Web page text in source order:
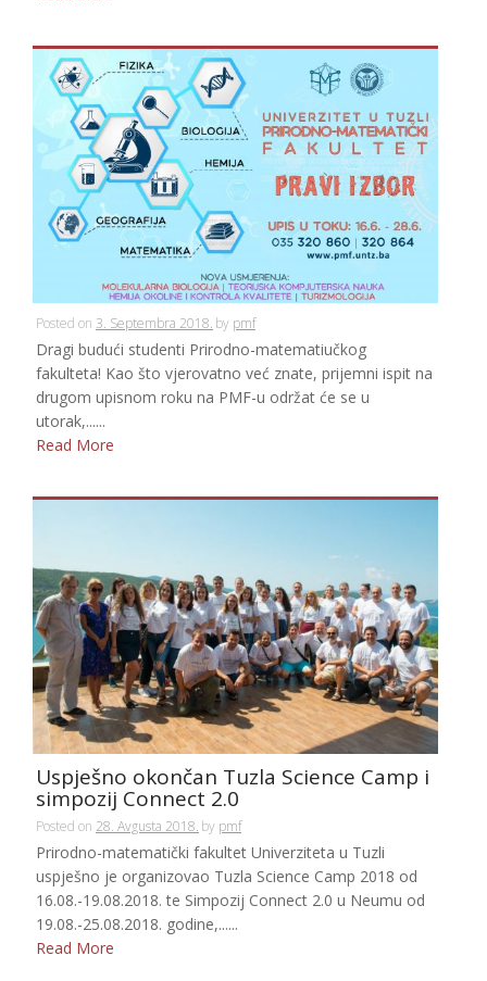
Posted on 3. Septembra 2018. by pmf
Dragi budući studenti Prirodno-matematiučkog
fakulteta! Kao što vjerovatno već znate, prijemni ispit na
drugom upisnom roku na PMF-u održat će se u
utorak,......
Read More
Uspješno okončan Tuzla Science Camp i
simpozij Connect 2.0
Posted on 28. Avgusta 2018. by pmf
Prirodno-matematički fakultet Univerziteta u Tuzli
uspješno je organizovao Tuzla Science Camp 2018 od
16.08.-19.08.2018. te Simpozij Connect 2.0 u Neumu od
19.08.-25.08.2018. godine,......
Read More